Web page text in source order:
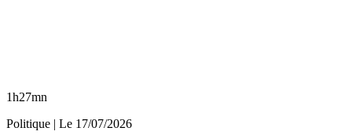
1h27mn
Politique | Le 17/07/2026